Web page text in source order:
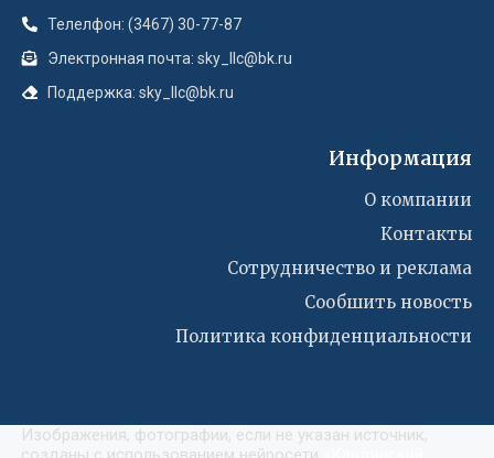
Телелфон: (3467) 30-77-87
Электронная почта: sky_llc@bk.ru
Поддержка: sky_llc@bk.ru
Информация
О компании
Контакты
Сотрудничество и реклама
Сообшить новость
Политика конфиденциальности
Изображения, фотографии, если не указан источник,